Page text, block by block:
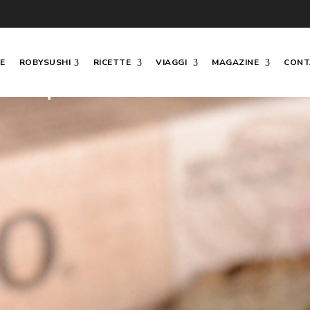
ROBYSUSHI RICETTE VIAGGI MAGAZINE